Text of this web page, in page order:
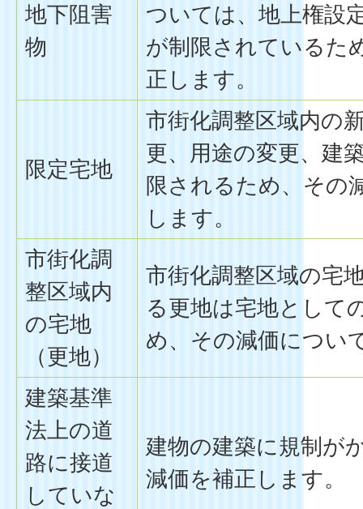
地下阻害
物
ついては、地上権設
が制限されているた
正します。
限定宅地
市街化調整区域内の
更、用途の変更、建
限されるため、その
します。
市街化調
整区域内
の宅地
（更地）
市街化調整区域の宅
る更地は宅地として
め、その減価につい
建築基準
法上の道
路に接道
していな
建物の建築に規制が
減価を補正します。